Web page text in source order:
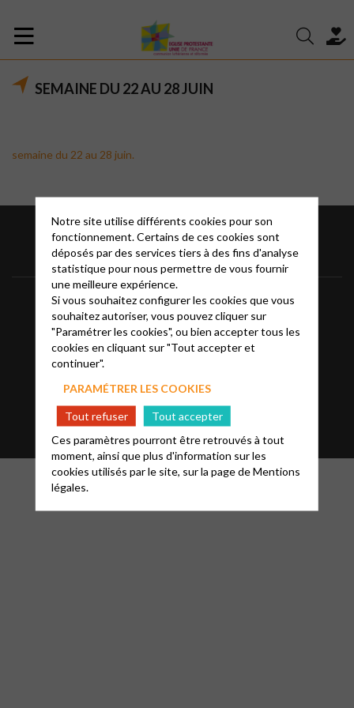
SEMAINE DU 22 AU 28 JUIN
semaine du 22 au 28 juin.
Bassin Alésien
Accéder au site national
Trouver une paroisse
Accès acteurs
Notre site utilise différents cookies pour son
fonctionnement. Certains de ces cookies sont
déposés par des services tiers à des fins d'analyse
statistique pour nous permettre de vous fournir
une meilleure expérience.
Si vous souhaitez configurer les cookies que vous
souhaitez autoriser, vous pouvez cliquer sur
"Paramétrer les cookies", ou bien accepter tous les
cookies en cliquant sur "Tout accepter et
continuer".
PARAMÉTRER LES COOKIES
Tout refuser
Tout accepter
Ces paramètres pourront être retrouvés à tout
moment, ainsi que plus d'information sur les
cookies utilisés par le site, sur la page deMentions
légales.